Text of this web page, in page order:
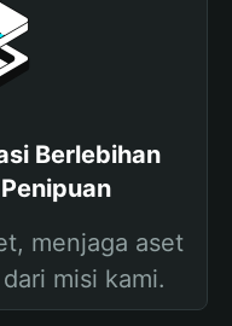
Berlebihan
menjaga aset
misi kami.